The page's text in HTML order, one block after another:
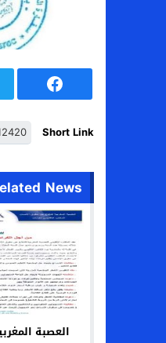
Short Link
News
العصبة